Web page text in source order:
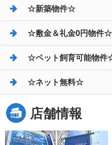
☆新築物件☆
☆敷金＆礼金0円物件☆
☆ペット飼育可能物
☆ネット無料☆
店舗情報